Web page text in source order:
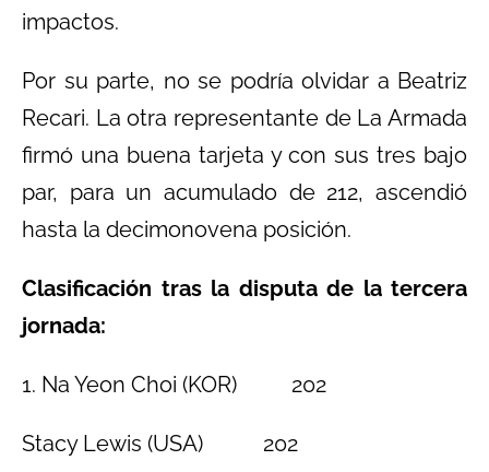
impactos.
Por su parte, no se podría olvidar a Beatriz
Recari. La otra representante de La Armada
firmó una buena tarjeta y con sus tres bajo
par, para un acumulado de 212, ascendió
hasta la decimonovena posición.
Clasificación tras la disputa de la tercera
jornada:
1. Na Yeon Choi (KOR) 202
Stacy Lewis (USA) 202